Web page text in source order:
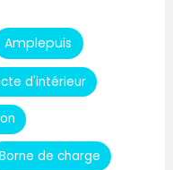
Amplepuis
d'intérieur
Borne de charge